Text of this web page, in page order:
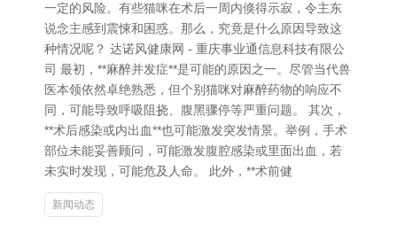
一定的风险。有些猫咪在术后一周内倏得示寂，令主东
说念主感到震悚和困惑。那么，究竟是什么原因导致这
种情况呢？ 达诺风健康网 - 重庆事业通信息科技有限公
司 最初，**麻醉并发症**是可能的原因之一。尽管当代兽
医本领依然卓绝熟悉，但个别猫咪对麻醉药物的响应不
同，可能导致呼吸阻挠、腹黑骤停等严重问题。 其次，
**术后感染或内出血**也可能激发突发情景。举例，手术
部位未能妥善顾问，可能激发腹腔感染或里面出血，若
未实时发现，可能危及人命。 此外，**术前健
新闻动态